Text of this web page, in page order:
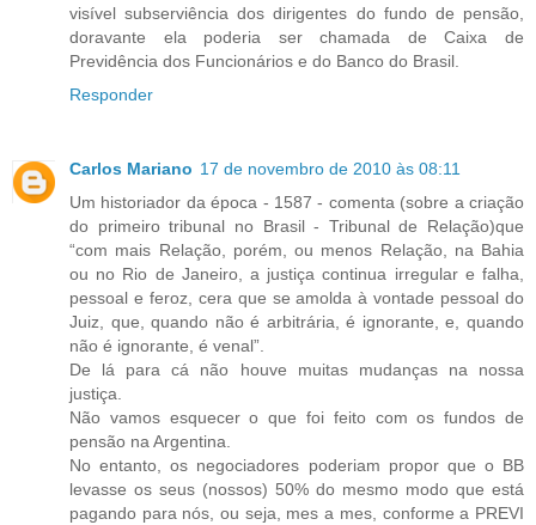
visível subserviência dos dirigentes do fundo de pensão,
doravante ela poderia ser chamada de Caixa de
Previdência dos Funcionários e do Banco do Brasil.
Responder
Carlos Mariano 17 de novembro de 2010 às 08:11
Um historiador da época - 1587 - comenta (sobre a criação
do primeiro tribunal no Brasil - Tribunal de Relação)que
“com mais Relação, porém, ou menos Relação, na Bahia
ou no Rio de Janeiro, a justiça continua irregular e falha,
pessoal e feroz, cera que se amolda à vontade pessoal do
Juiz, que, quando não é arbitrária, é ignorante, e, quando
não é ignorante, é venal”.
De lá para cá não houve muitas mudanças na nossa
justiça.
Não vamos esquecer o que foi feito com os fundos de
pensão na Argentina.
No entanto, os negociadores poderiam propor que o BB
levasse os seus (nossos) 50% do mesmo modo que está
pagando para nós, ou seja, mes a mes, conforme a PREVI